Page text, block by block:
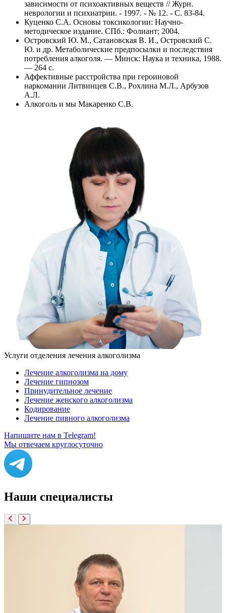
зависимости от психоактивных веществ // Журн.
неврологии и психиатрии. - 1997. - № 12. - C. 83-84.
Куценко С.А. Основы токсикологии: Научно-
методическое издание. СПб.: Фолиант; 2004.
Островский Ю. М., Сатановская В. И., Островский С.
Ю. и др. Метаболические предпосылки и последствия
потребления алкоголя. — Минск: Наука и техника, 1988.
— 264 с.
Аффективные расстройства при героиновой
наркомании Литвинцев С.В., Рохлина М.Л., Арбузов
А.Л.
Алкоголь и мы Макаренко С.В.
Услуги отделения лечения алкоголизма
Лечение алкоголизма на дому
Лечение гипнозом
Принудительное лечение
Лечение женского алкоголизма
Кодирование
Лечение пивного алкоголизма
Напишите нам в Telegram!
Мы отвечаем круглосуточно
Наши специалисты